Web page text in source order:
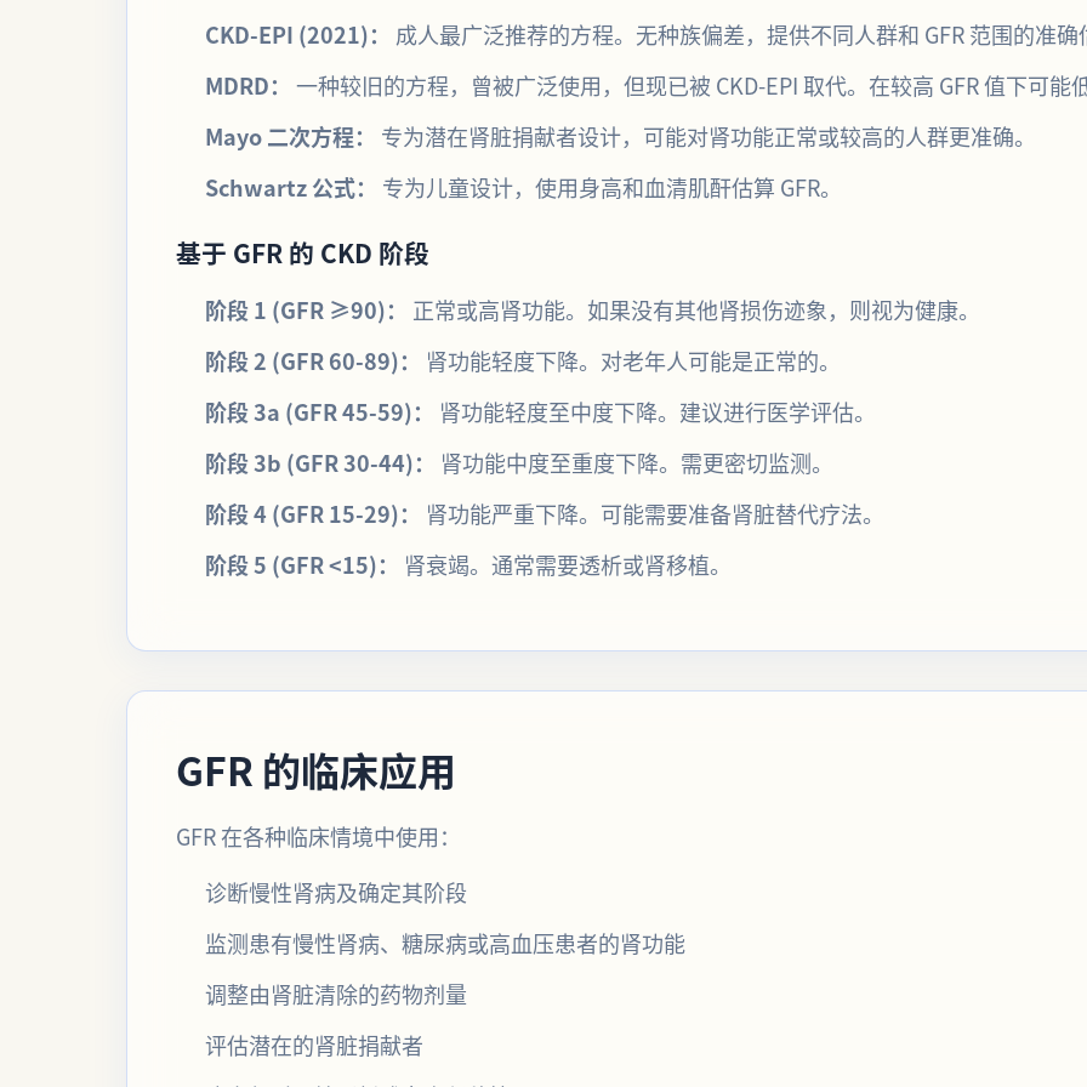
CKD-EPI (2021)：
成人最广泛推荐的方程。无种族偏差，提供不同人群和 GFR 范围的准确
MDRD：
一种较旧的方程，曾被广泛使用，但现已被 CKD-EPI 取代。在较高 GFR 值下可能
Mayo 二次方程：
专为潜在肾脏捐献者设计，可能对肾功能正常或较高的人群更准确。
Schwartz 公式：
专为儿童设计，使用身高和血清肌酐估算 GFR。
基于 GFR 的 CKD 阶段
阶段 1 (GFR ≥90)：
正常或高肾功能。如果没有其他肾损伤迹象，则视为健康。
阶段 2 (GFR 60-89)：
肾功能轻度下降。对老年人可能是正常的。
阶段 3a (GFR 45-59)：
肾功能轻度至中度下降。建议进行医学评估。
阶段 3b (GFR 30-44)：
肾功能中度至重度下降。需更密切监测。
阶段 4 (GFR 15-29)：
肾功能严重下降。可能需要准备肾脏替代疗法。
阶段 5 (GFR <15)：
肾衰竭。通常需要透析或肾移植。
GFR 的临床应用
GFR 在各种临床情境中使用：
诊断慢性肾病及确定其阶段
监测患有慢性肾病、糖尿病或高血压患者的肾功能
调整由肾脏清除的药物剂量
评估潜在的肾脏捐献者